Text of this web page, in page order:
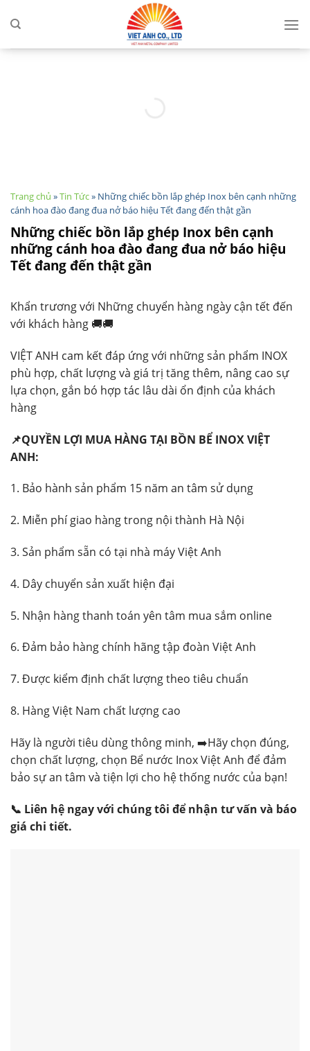
Trang chủ »Tin Tức» Những chiếc bồn lắp ghép Inox bên cạnh những
cánh hoa đào đang đua nở báo hiệu Tết đang đến thật gần
Những chiếc bồn lắp ghép Inox bên cạnh
những cánh hoa đào đang đua nở báo hiệu
Tết đang đến thật gần
Khẩn trương với Những chuyển hàng ngày cận tết đến
với khách hàng 🚚🚚
VIỆT ANH cam kết đáp ứng với những sản phẩm INOX
phù hợp, chất lượng và giá trị tăng thêm, nâng cao sự
lựa chọn, gắn bó hợp tác lâu dài ổn định của khách
hàng
📌QUYỀN LỢI MUA HÀNG TẠI BỒN BỂ INOX VIỆT
ANH:
1. Bảo hành sản phẩm 15 năm an tâm sử dụng
2. Miễn phí giao hàng trong nội thành Hà Nội
3. Sản phẩm sẵn có tại nhà máy Việt Anh
4. Dây chuyển sản xuất hiện đại
5. Nhận hàng thanh toán yên tâm mua sắm online
6. Đảm bảo hàng chính hãng tập đoàn Việt Anh
7. Được kiểm định chất lượng theo tiêu chuẩn
8. Hàng Việt Nam chất lượng cao
Hãy là người tiêu dùng thông minh, ➡️Hãy chọn đúng,
chọn chất lượng, chọn Bể nước Inox Việt Anh để đảm
bảo sự an tâm và tiện lợi cho hệ thống nước của bạn!
📞 Liên hệ ngay với chúng tôi để nhận tư vấn và báo
giá chi tiết.